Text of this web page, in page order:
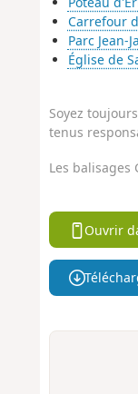
Carrefour
Parc Jean-
Église de
Soyez
tenus
Les balisages
Ouvrir